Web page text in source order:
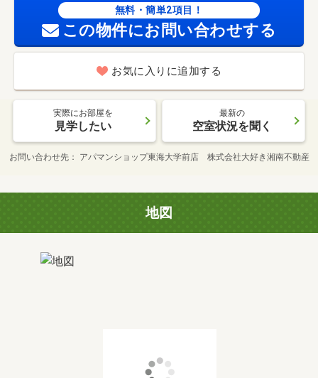
無料・簡単2項目！
この物件にお問い合わせする
お気に入りに追加する
実際にお部屋を
見学したい
最新の
空室状況を聞く
お問い合わせ先 アパマンショップ東海大学前店 株式会社大好き湘南不動産
地図